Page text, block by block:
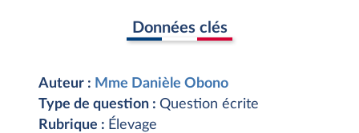
Données clés
Auteur : Mme Danièle Obono
Type de question : Question écrite
Rubrique : Élevage